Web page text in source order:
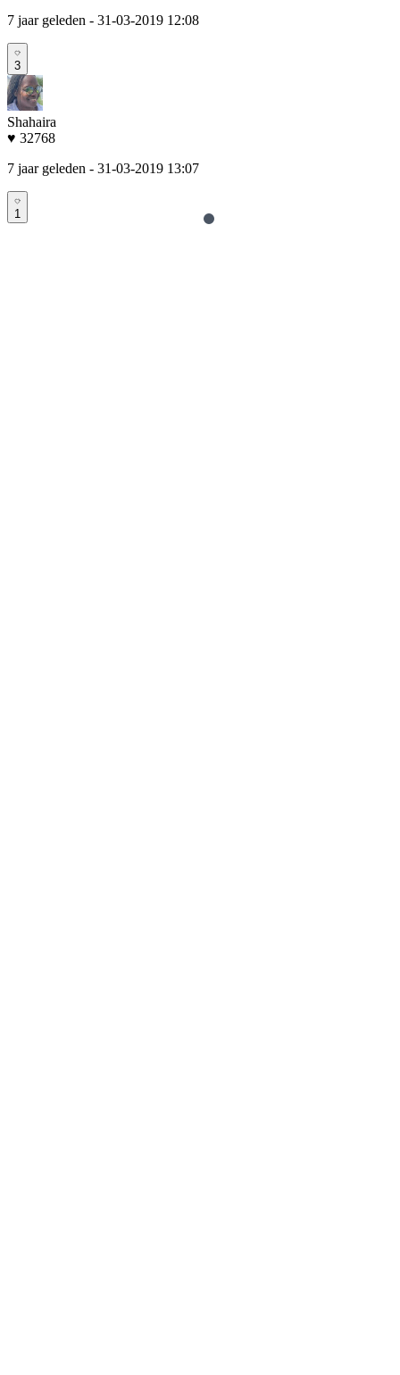
7 jaar geleden - 31-03-2019 12:08
3
Shahaira
♥ 32768
7 jaar geleden - 31-03-2019 13:07
1